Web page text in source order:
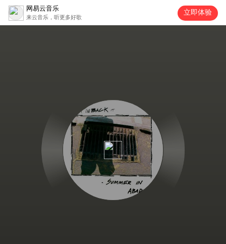
网易云音乐
来云音乐，听更多好歌
立即体验